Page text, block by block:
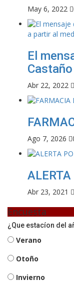
May 6, 2022
El
Abr 22, 2022
Ago 7, 2026
ALERTA
Abr 23, 2021
Encuesta
¿Que estacíon del
Verano
Otoño
Invierno